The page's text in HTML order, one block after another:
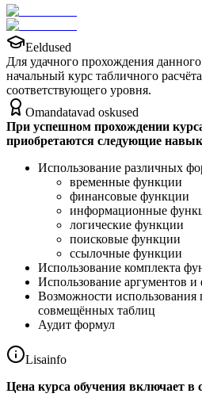
Eeldused
Для удачного прохождения
начальный курс табличного
соответствующего уровня.
Omandatavad oskused
При успешном прохождении
приобретаются следующие
Использование различных
временные функции
финансовые функции
информационные
логические функции
поисковые функции
ссылочные функции
Использование комплекта
Использование аргументов
Возможности использования
совмещённых таблиц
Аудит формул
Lisainfo
Цена курса обучения включает в